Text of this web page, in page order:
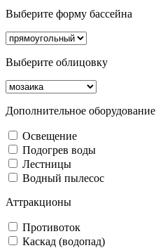
Выберите форму бассейна
Выберите облицовку
Дополнительное оборудование
Освещение
Подогрев воды
Лестницы
Водный пылесос
Аттракционы
Противоток
Каскад (водопад)